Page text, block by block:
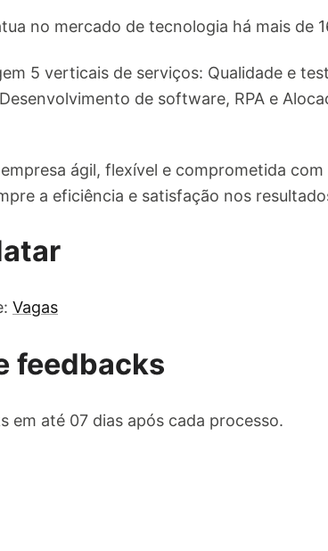
no mercado de tecnologia há mais de
5 verticais de serviços: Qualidade e
de software, RPA e
ágil, flexível e comprometida
a eficiência e satisfação nos
Vagas
feedbacks
em até 07 dias após cada processo.